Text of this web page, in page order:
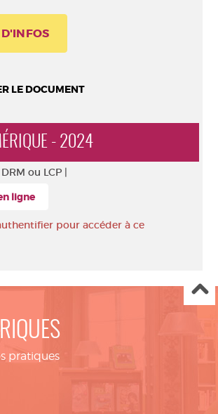
LE DOCUMENT
- 2024
ou LCP |
ligne
pour accéder à ce
pratiques